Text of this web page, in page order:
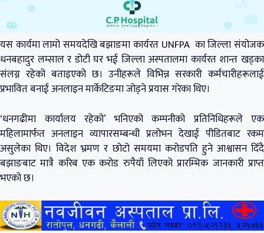
यस कार्यमा लामो समयदेखि बझाङमा कार्यरत UNFPA का जिल्ला संयोजक
धनबहादुर लम्साल र डोटी घर भई जिल्ला अस्पतालमा कार्यरत शान्त खड्का
संलग्न रहेको बताइएको छ। उनीहरूले विभिन्न सरकारी कर्मचारीहरूलाई
प्रभावित बनाई अनलाइन मार्केटिङमा जोड्ने प्रयास गरेका थिए।
‘धनगढीमा कार्यालय रहेको’ भनिएको कम्पनीको प्रतिनिधिहरूले एक
महिलामार्फत अनलाइन व्यापारसम्बन्धी प्रलोभन देखाई पीडितबाट रकम
असुलेका थिए। विदेश भ्रमण र छोटो समयमा करोडपति हुने आश्वासन दिँदै
बझाङबाट मात्रै करिब एक करोड रुपैयाँ लिएको प्रारम्भिक जानकारी प्राप्त
भएको छ।